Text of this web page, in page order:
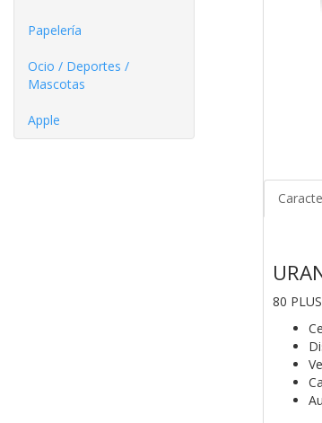
Papelería
Ocio / Deportes /
Mascotas
Apple
80